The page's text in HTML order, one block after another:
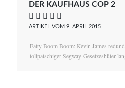
DER KAUFHAUS COP 2
    
ARTIKEL VOM 9. APRIL 2015
Fatty Boom Boom: Kevin James
tollpatschiger Segway-Gesetzeshüter